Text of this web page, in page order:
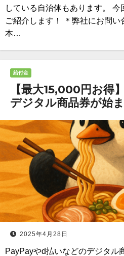
している自治体もあります。
ご紹介します！ ＊弊社にお問い
本…
給付金
【最大15,000円お得
デジタル商品券が始
2025年4月28日
PayPayやd払いなどのデジタル